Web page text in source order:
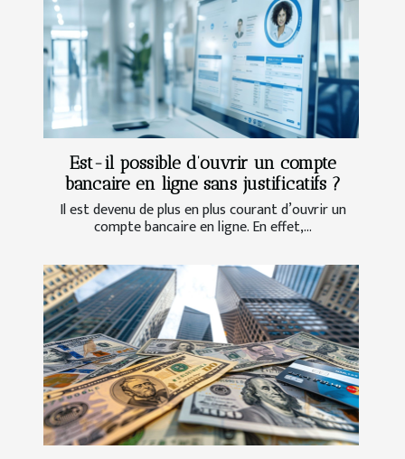
Est-il possible d’ouvrir un compte
bancaire en ligne sans justificatifs ?
Il est devenu de plus en plus courant d’ouvrir un
compte bancaire en ligne. En effet,...